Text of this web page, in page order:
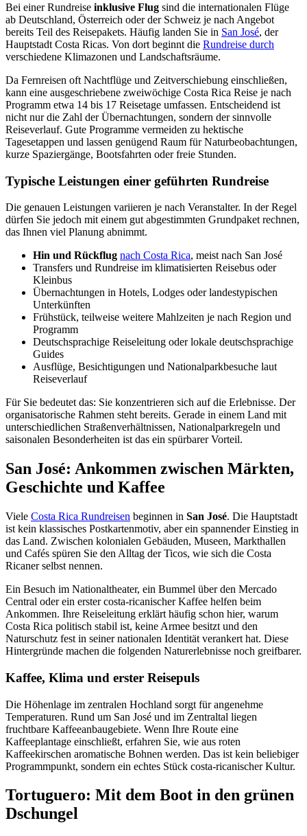
Bei einer Rundreise inklusive Flug sind die internationalen Flüge
ab Deutschland, Österreich oder der Schweiz je nach Angebot
bereits Teil des Reisepakets. Häufig landen Sie in San José, der
Hauptstadt Costa Ricas. Von dort beginnt die Rundreise durch
verschiedene Klimazonen und Landschaftsräume.
Da Fernreisen oft Nachtflüge und Zeitverschiebung einschließen,
kann eine ausgeschriebene zweiwöchige Costa Rica Reise je nach
Programm etwa 14 bis 17 Reisetage umfassen. Entscheidend ist
nicht nur die Zahl der Übernachtungen, sondern der sinnvolle
Reiseverlauf. Gute Programme vermeiden zu hektische
Tagesetappen und lassen genügend Raum für Naturbeobachtungen,
kurze Spaziergänge, Bootsfahrten oder freie Stunden.
Typische Leistungen einer geführten Rundreise
Die genauen Leistungen variieren je nach Veranstalter. In der Regel
dürfen Sie jedoch mit einem gut abgestimmten Grundpaket rechnen,
das Ihnen viel Planung abnimmt.
Hin und Rückflug nach Costa Rica, meist nach San José
Transfers und Rundreise im klimatisierten Reisebus oder
Kleinbus
Übernachtungen in Hotels, Lodges oder landestypischen
Unterkünften
Frühstück, teilweise weitere Mahlzeiten je nach Region und
Programm
Deutschsprachige Reiseleitung oder lokale deutschsprachige
Guides
Ausflüge, Besichtigungen und Nationalparkbesuche laut
Reiseverlauf
Für Sie bedeutet das: Sie konzentrieren sich auf die Erlebnisse. Der
organisatorische Rahmen steht bereits. Gerade in einem Land mit
unterschiedlichen Straßenverhältnissen, Nationalparkregeln und
saisonalen Besonderheiten ist das ein spürbarer Vorteil.
San José: Ankommen zwischen Märkten,
Geschichte und Kaffee
Viele Costa Rica Rundreisen beginnen in San José. Die Hauptstadt
ist kein klassisches Postkartenmotiv, aber ein spannender Einstieg in
das Land. Zwischen kolonialen Gebäuden, Museen, Markthallen
und Cafés spüren Sie den Alltag der Ticos, wie sich die Costa
Ricaner selbst nennen.
Ein Besuch im Nationaltheater, ein Bummel über den Mercado
Central oder ein erster costa-ricanischer Kaffee helfen beim
Ankommen. Ihre Reiseleitung erklärt häufig schon hier, warum
Costa Rica politisch stabil ist, keine Armee besitzt und den
Naturschutz fest in seiner nationalen Identität verankert hat. Diese
Hintergründe machen die folgenden Naturerlebnisse noch greifbarer.
Kaffee, Klima und erster Reisepuls
Die Höhenlage im zentralen Hochland sorgt für angenehme
Temperaturen. Rund um San José und im Zentraltal liegen
fruchtbare Kaffeeanbaugebiete. Wenn Ihre Route eine
Kaffeeplantage einschließt, erfahren Sie, wie aus roten
Kaffeekirschen aromatische Bohnen werden. Das ist kein beliebiger
Programmpunkt, sondern ein echtes Stück costa-ricanischer Kultur.
Tortuguero: Mit dem Boot in den grünen
Dschungel